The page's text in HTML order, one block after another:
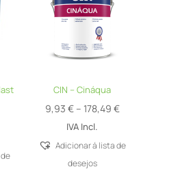
CIN – Cináqua
9,93 € – 178,49 €Price
9,93 €
IVA Incl.
Adicionar á lista de
desejos